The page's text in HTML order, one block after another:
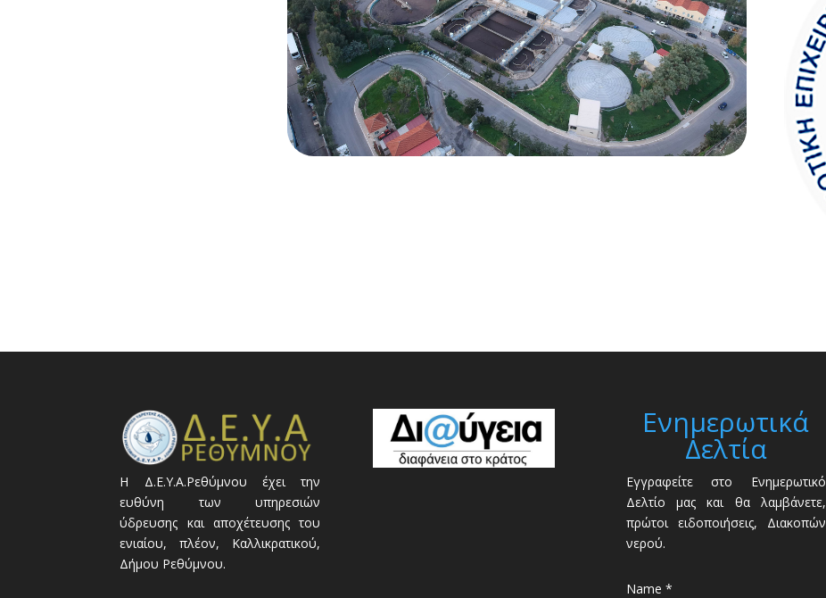
Η Δ.Ε.Υ.Α.Ρεθύμνου έχει την
ευθύνη των υπηρεσιών
ύδρευσης και αποχέτευσης του
ενιαίου, πλέον, Καλλικρατικού,
Δήμου Ρεθύμνου.
Ενημερωτικά
Δελτία
Εγγραφείτε στο Ενημερωτικό
Δελτίο μας και θα λαμβάνετε,
πρώτοι ειδοποιήσεις, Διακοπών
νερού.
Name *